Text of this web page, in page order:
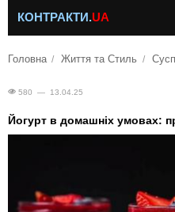
КОНТРАКТИ.UA
Головна Життя та Стиль
580 — 13.04.25
Йогурт в домашніх умовах: